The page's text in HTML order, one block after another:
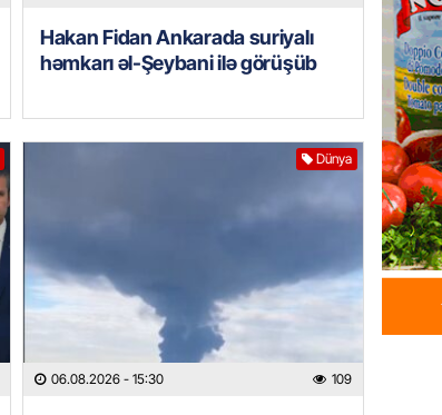
Hakan Fidan Ankarada suriyalı
həmkarı əl-Şeybani ilə görüşüb
Dünya
06.08.2026 - 15:30 109
HADISƏ
GÜNDƏM
milyon
xərcləri